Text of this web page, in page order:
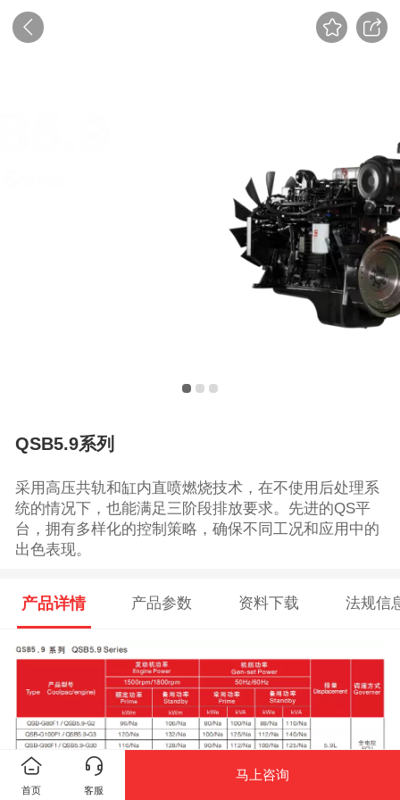
QSB5.9系列
采用高压共轨和缸内直喷燃烧技术，在不使用后处理系
统的情况下，也能满足三阶段排放要求。先进的QS平
台，拥有多样化的控制策略，确保不同工况和应用中的
出色表现。
产品详情 产品参数 资料下载 法规信
首页 客服
马上咨询